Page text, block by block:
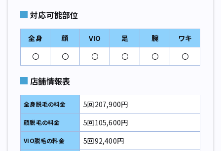
対応可能部位
全身 顔 VIO 足 腕
ワキ
〇
〇 〇 〇 〇 〇
店舗情報表
全身脱毛の料金 5回207,900円
顔脱毛の料金 5回105,600円
VIO脱毛の料金 5回92,400円